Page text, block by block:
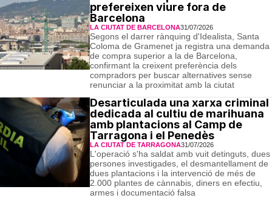
prefereixen viure fora de
Barcelona
LA CIUTAT DE BARCELONA31/07/2026
Segons el darrer rànquing d'Idealista, Santa
Coloma de Gramenet ja registra una demanda
de compra superior a la de Barcelona,
confirmant la creixent preferència dels
compradors per buscar alternatives sense
renunciar a la proximitat amb la ciutat
Desarticulada una xarxa criminal
dedicada al cultiu de marihuana
amb plantacions al Camp de
Tarragona i el Penedès
LA CIUTAT DE TARRAGONA31/07/2026
L'operació s'ha saldat amb vuit detinguts, dues
persones investigades, el desmantellament de
dues plantacions i la intervenció de més de
2.000 plantes de cànnabis, diners en efectiu,
armes i documentació falsa